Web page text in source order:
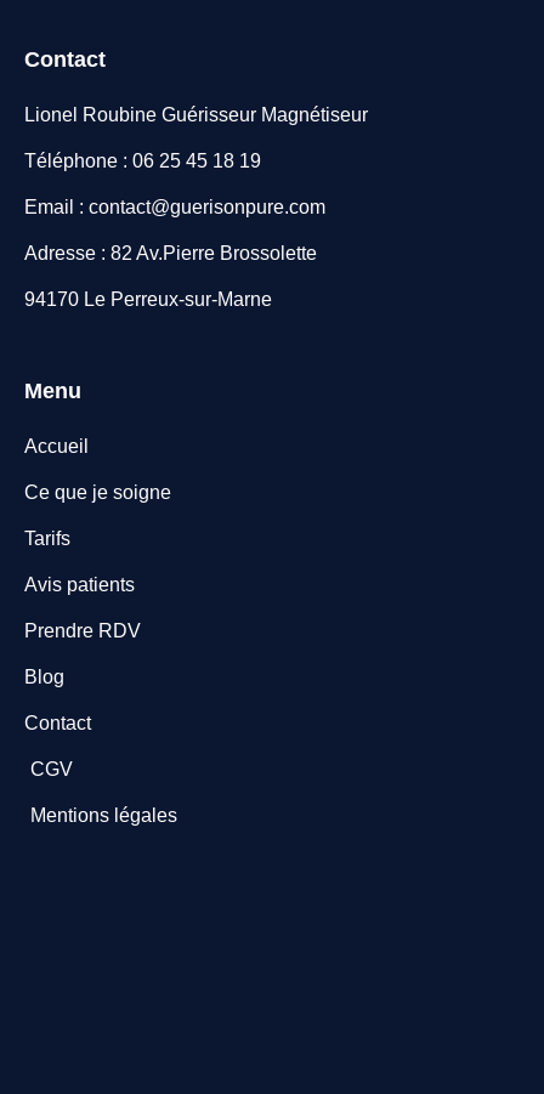
Contact
Lionel Roubine Guérisseur Magnétiseur
Téléphone : 06 25 45 18 19
Email : contact@guerisonpure.com
Adresse : 82 Av.Pierre Brossolette
94170 Le Perreux-sur-Marne
Menu
Accueil
Ce que je soigne
Tarifs
Avis patients
Prendre RDV
Blog
Contact
CGV
Mentions légales